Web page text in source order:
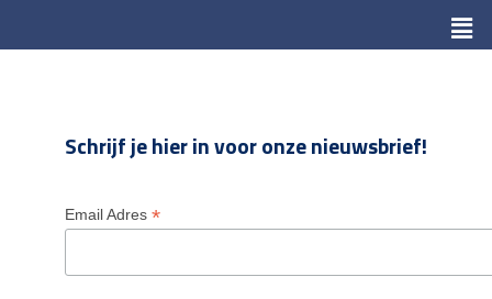
Schrijf je hier in voor onze nieuwsbrief!
Email Adres*